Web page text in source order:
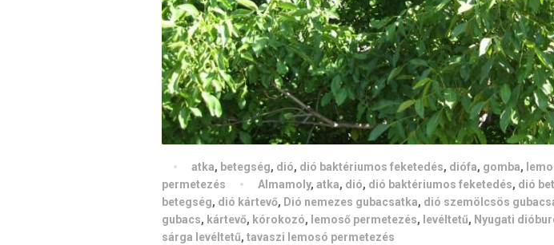
atka, betegség, dió, dió baktériumos feketedés, diófa, gomba,
permetezés
Almamoly, atka, dió, dió baktériumos feketedés, dió
betegség, dió kártevő, Dió nemezes gubacsatka, dió szemölcsös
gubacs, kártevő, kórokozó, lemoső permetezés, levéltetű, Nyugati
sárga levéltetű, tavaszi lemosó permetezés